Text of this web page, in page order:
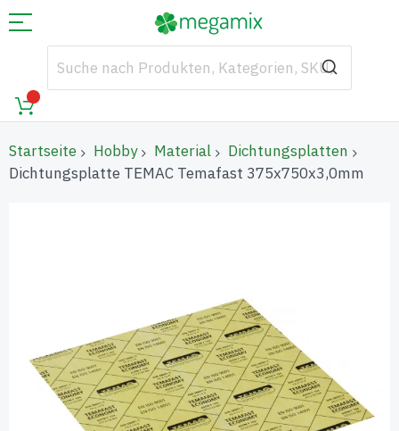
Startseite Hobby Material
Dichtungsplatten
Dichtungsplatte TEMAC Temafast 375x750x3,0mm